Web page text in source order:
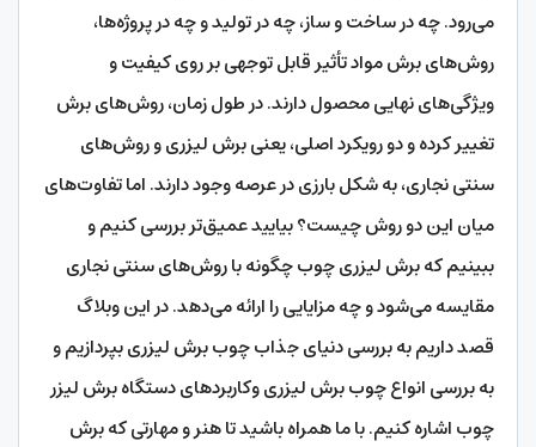
می‌رود. چه در ساخت و ساز، چه در تولید و چه در پروژه‌ها،
روش‌های برش مواد تأثیر قابل توجهی بر روی کیفیت و
ویژگی‌های نهایی محصول دارند. در طول زمان، روش‌های برش
تغییر کرده و دو رویکرد اصلی، یعنی برش لیزری و روش‌های
سنتی نجاری، به شکل بارزی در عرصه وجود دارند. اما تفاوت‌های
میان این دو روش چیست؟ بیایید عمیق‌تر بررسی کنیم و
ببینیم که برش لیزری چوب چگونه با روش‌های سنتی نجاری
مقایسه می‌شود و چه مزایایی را ارائه می‌دهد. در این وبلاگ
قصد داریم به بررسی دنیای جذاب چوب برش لیزری بپردازیم و
به بررسی انواع چوب برش لیزری وکاربردهای دستگاه برش لیزر
چوب اشاره کنیم. با ما همراه باشید تا هنر و مهارتی که برش